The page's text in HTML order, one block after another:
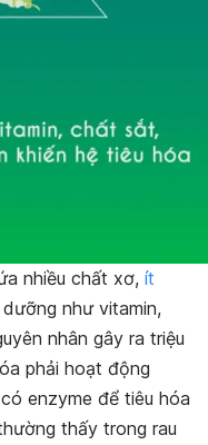
nhiều chất xơ, ít
như vitamin,
nhân gây ra triệu
phải hoạt động
enzyme để tiêu hóa
thấy trong rau